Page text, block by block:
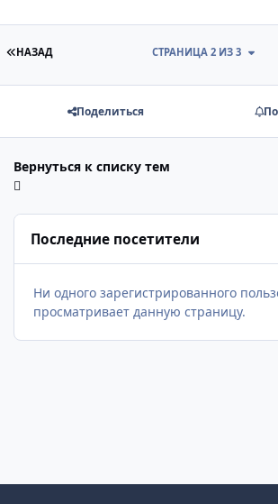
ПЕРВАЯ СТРАНИЦА
НАЗАД СТРАНИЦА 2 ИЗ 3
Поделиться
Вернуться к списку тем
Последние посетители
Ни одного зарегистрированного
просматривает данную страницу.